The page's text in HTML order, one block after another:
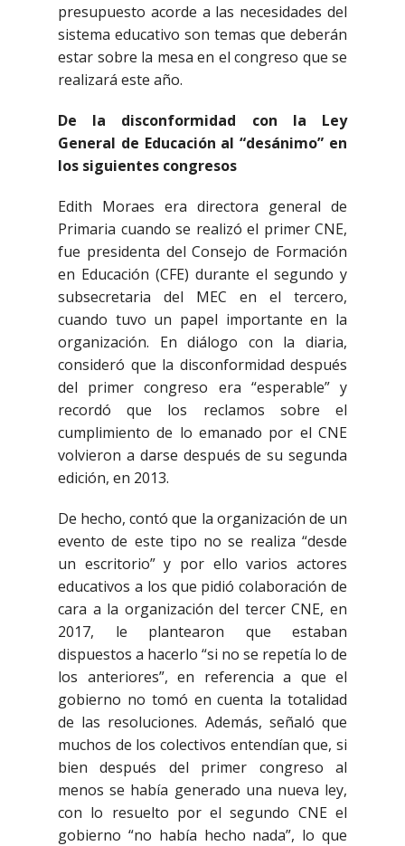
presupuesto acorde a las necesidades del
sistema educativo son temas que deberán
estar sobre la mesa en el congreso que se
realizará este año.
De la disconformidad con la Ley
General de Educación al “desánimo” en
los siguientes congresos
Edith Moraes era directora general de
Primaria cuando se realizó el primer CNE,
fue presidenta del Consejo de Formación
en Educación (CFE) durante el segundo y
subsecretaria del MEC en el tercero,
cuando tuvo un papel importante en la
organización. En diálogo con la diaria,
consideró que la disconformidad después
del primer congreso era “esperable” y
recordó que los reclamos sobre el
cumplimiento de lo emanado por el CNE
volvieron a darse después de su segunda
edición, en 2013.
De hecho, contó que la organización de un
evento de este tipo no se realiza “desde
un escritorio” y por ello varios actores
educativos a los que pidió colaboración de
cara a la organización del tercer CNE, en
2017, le plantearon que estaban
dispuestos a hacerlo “si no se repetía lo de
los anteriores”, en referencia a que el
gobierno no tomó en cuenta la totalidad
de las resoluciones. Además, señaló que
muchos de los colectivos entendían que, si
bien después del primer congreso al
menos se había generado una nueva ley,
con lo resuelto por el segundo CNE el
gobierno “no había hecho nada”, lo que